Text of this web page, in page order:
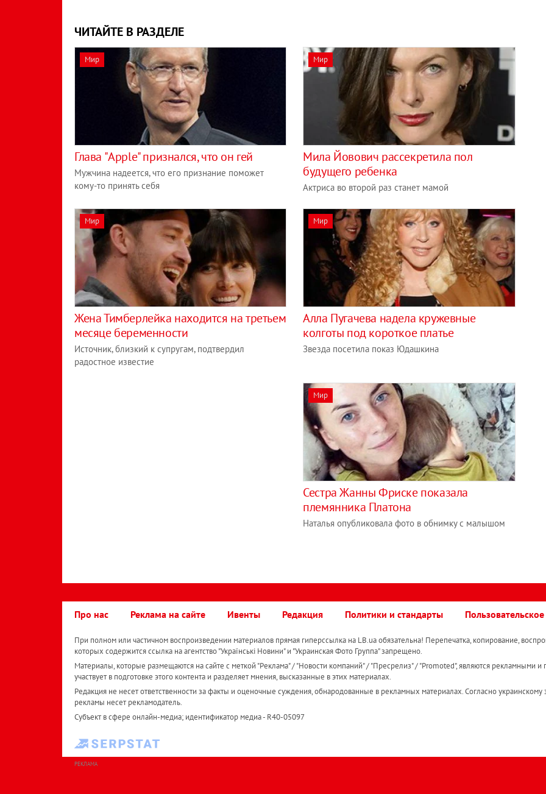
ЧИТАЙТЕ В РАЗДЕЛЕ
Мир
Глава "Apple" признался, что он гей
Мужчина надеется, что его признание поможет
кому-то принять себя
Мир
Мила Йовович рассекретила пол
будущего ребенка
Актриса во второй раз станет мамой
Мир
Жена Тимберлейка находится на третьем
месяце беременности
Источник, близкий к супругам, подтвердил
радостное известие
Мир
Алла Пугачева надела кружевные
колготы под короткое платье
Звезда посетила показ Юдашкина
Мир
Сестра Жанны Фриске показала
племянника Платона
Наталья опубликовала фото в обнимку с малышом
Про нас Реклама на сайте Ивенты Редакция Политики и стандарты
При полном или частичном воспроизведении материалов прямая гиперссылка на LB.ua обязательна! Перепечатка, копирование,
которых содержится ссылка на агентство "Українськi Новини" и "Украинская Фото Группа" запрещено.
Материалы, которые размещаются на сайте с меткой "Реклама" / "Новости компаний" / "Пресрелиз" / "Promoted", являются рекламными и
участвует в подготовке этого контента и разделяет мнения, высказанные в этих материалах.
Редакция не несет ответственности за факты и оценочные суждения, обнародованные в рекламных материалах. Согласно украинскому
рекламы несет рекламодатель.
Субъект в сфере онлайн-медиа; идентификатор медиа - R40-05097
РЕКЛАМА